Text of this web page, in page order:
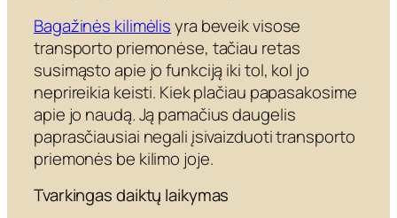
Bagažinės kilimėlisyra beveik visose
transporto priemonėse, tačiau retas
susimąsto apie jo funkciją iki tol, kol jo
neprireikia keisti. Kiek plačiau papasakosime
apie jo naudą. Ją pamačius daugelis
paprasčiausiai negali įsivaizduoti transporto
priemonės be kilimo joje.
Tvarkingas daiktų laikymas